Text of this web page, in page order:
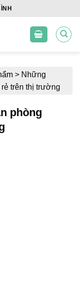
> Những
trên thị trường
phòng